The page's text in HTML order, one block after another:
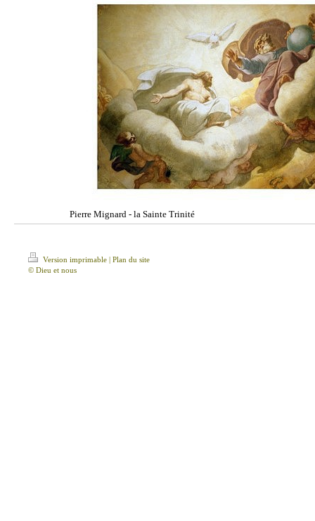
Pierre Mignard - la Sainte Trinité
Version imprimable | Plan du site
© Dieu et nous